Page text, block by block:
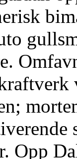
Opp